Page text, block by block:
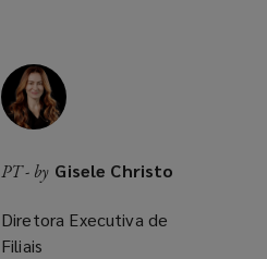
PT - by Gisele Christo
Diretora Executiva de
Filiais